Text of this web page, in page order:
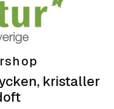
kristaller